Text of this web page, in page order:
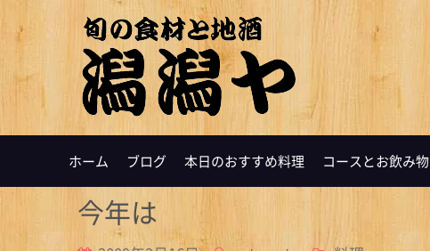
ホーム ブログ 本日のおすすめ料理 コースとお飲み物
今年は